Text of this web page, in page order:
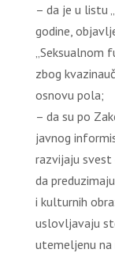
– da je u listu
godine,
„Seksualnom
zbog
osnovu pola;
– da su po
javnog
razvijaju svest
da
i kulturnih
uslovljavaju
utemeljenu na